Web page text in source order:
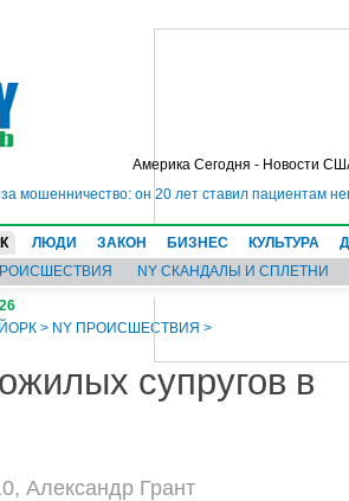
Америка Сегодня - Новости
он 20 лет ставил пациентам
ЛЮДИ ЗАКОН БИЗНЕС КУЛЬТУРА
NY СКАНДАЛЫ И СПЛЕТНИ
> NY ПРОИСШЕСТВИЯ >
супругов в
Александр Грант